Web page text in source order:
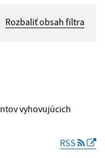
Rozbaliť obsah filtra
vyhovujúcich
RSS